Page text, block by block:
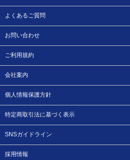
よくあるご質問
お問い合わせ
ご利用規約
会社案内
個人情報保護方針
特定商取引法に基づく表示
SNSガイドライン
採用情報